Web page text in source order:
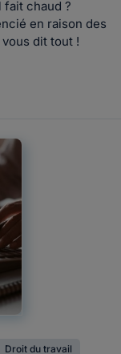
fait chaud ?
en raison des
dit tout !
Droit du travail